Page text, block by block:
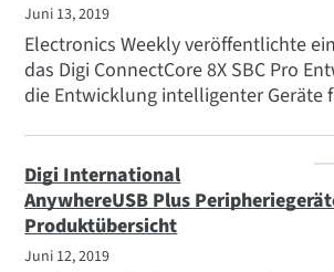
Juni 13, 2019
Electronics Weekly veröffentlichte
das Digi ConnectCore 8X SBC Pro
die Entwicklung intelligenter Geräte
Konsolenanschlusskabel, zwei
ein Netzteil und Zubehör.
Digi International
AnywhereUSB Plus
Produktübersicht
Juni 12, 2019